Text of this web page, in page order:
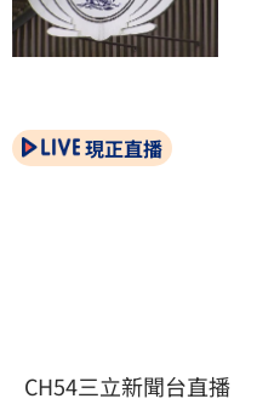
現正直播
CH54三立新聞台直播